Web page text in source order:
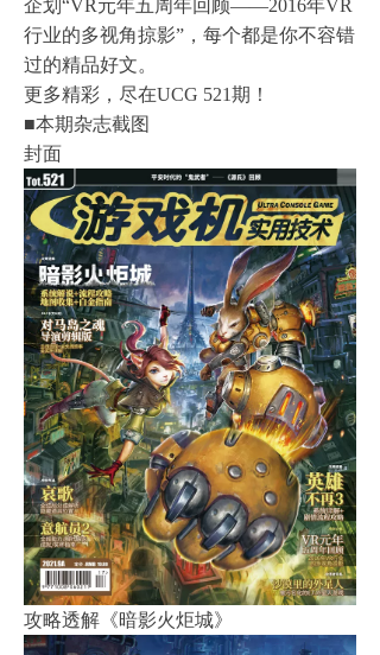
企划“VR元年五周年回顾——2016年VR
行业的多视角掠影”，每个都是你不容错
过的精品好文。
更多精彩，尽在UCG 521期！
■本期杂志截图
封面
攻略透解《暗影火炬城》